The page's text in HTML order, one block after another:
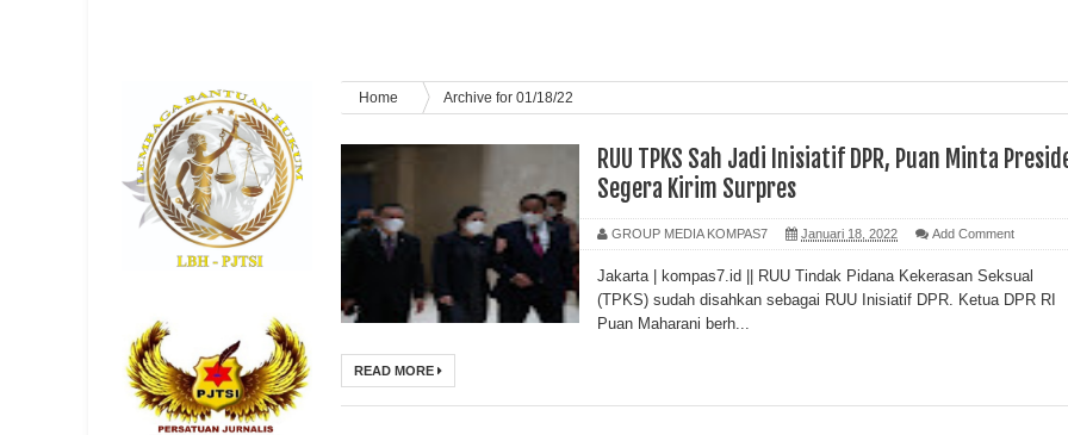
Home Archive for 01/18/22
RUU TPKS Sah Jadi Inisiatif DPR, Puan Minta
Segera Kirim Surpres
GROUP MEDIA KOMPAS7 Januari 18, 2022 Add Comment
Jakarta | kompas7.id || RUU Tindak Pidana Kekerasan Seksual
(TPKS) sudah disahkan sebagai RUU Inisiatif DPR. Ketua DPR RI
Puan Maharani berh...
READ MORE